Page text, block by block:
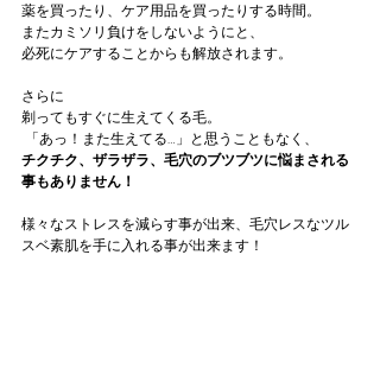
薬を買ったり、ケア用品を買ったりする時間。
またカミソリ負けをしないようにと、
必死にケアすることからも解放されます。
さらに
剃ってもすぐに生えてくる毛。
「あっ！また生えてる…」と思うこともなく、
チクチク、ザラザラ、毛穴のブツブツに悩まされる
事もありません！
様々なストレスを減らす事が出来、毛穴レスなツル
スベ素肌を手に入れる事が出来ます！